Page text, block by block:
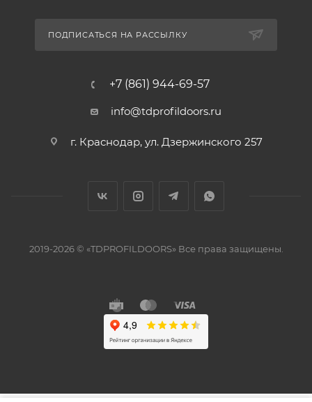
ПОДПИСАТЬСЯ НА РАССЫЛКУ
+7 (861) 944-69-57
info@tdprofildoors.ru
г. Краснодар, ул. Дзержинского 257
2019-2026 © «TDPROFILDOORS» Все права защищены.